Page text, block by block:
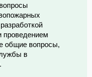
проведением
общие вопросы,
в